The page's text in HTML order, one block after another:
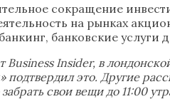
сокращение
на рынках
банковские
Business Insider, в
подтвердил это. Другие
свои вещи до 11:00